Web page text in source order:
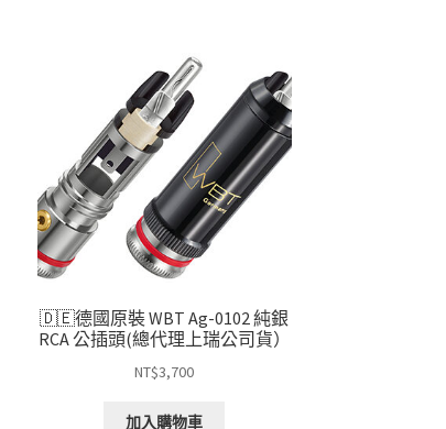
🇩🇪德國原裝 WBT Ag-0102 純銀
RCA 公插頭(總代理上瑞公司貨）
NT$3,700
加入購物車